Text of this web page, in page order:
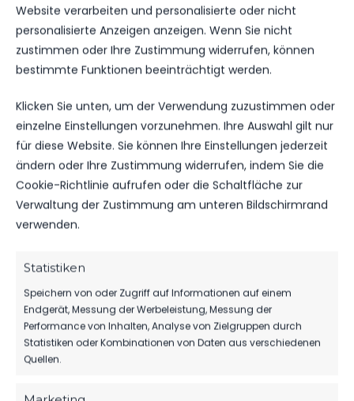
Website verarbeiten und personalisierte oder nicht
personalisierte Anzeigen anzeigen. Wenn Sie nicht
zustimmen oder Ihre Zustimmung widerrufen, können
bestimmte Funktionen beeinträchtigt werden.
Klicken Sie unten, um der Verwendung zuzustimmen oder
einzelne Einstellungen vorzunehmen. Ihre Auswahl gilt nur
für diese Website. Sie können Ihre Einstellungen jederzeit
ändern oder Ihre Zustimmung widerrufen, indem Sie die
Cookie-Richtlinie aufrufen oder die Schaltfläche zur
Verwaltung der Zustimmung am unteren Bildschirmrand
verwenden.
Statistiken
Speichern von oder Zugriff auf Informationen auf einem
Endgerät, Messung der Werbeleistung, Messung der
Performance von Inhalten, Analyse von Zielgruppen durch
Statistiken oder Kombinationen von Daten aus verschiedenen
Quellen.
FSV UNION FÜRSTENWALDE
TORE
0 GELBE KARTEN 0
ROTE KARTEN 0
DATUM
SA.., 12.
APR.
2025
11:30
Uhr
FSV 63
Luckenwalde
B-Jugend
vs. FSV Union
6:4
Landesliga
B-Jugend